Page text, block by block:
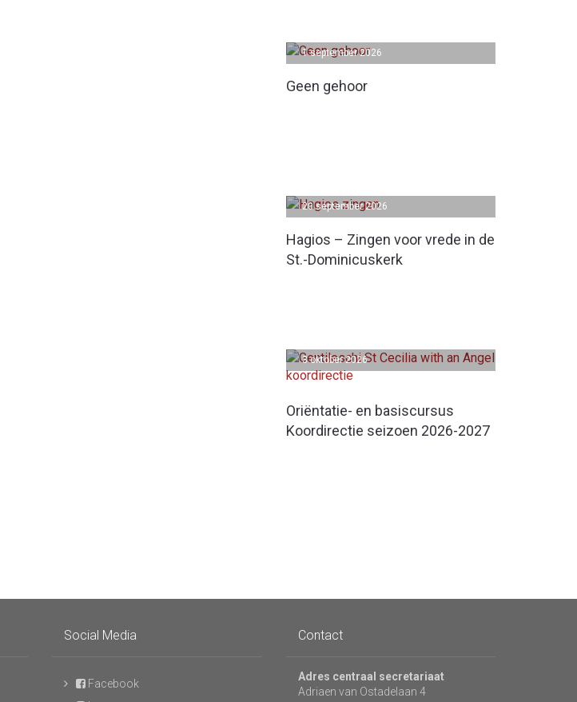
Geen gehoor
1 september 2026
Hagios – Zingen voor vrede in de
St.-Dominicuskerk
20 september 2026
Oriëntatie- en basiscursus
Koordirectie seizoen 2026-2027
3 oktober 2026
Social Media
Facebook
Contact
Adres centraal secretariaat
Adriaen van Ostadelaan 4